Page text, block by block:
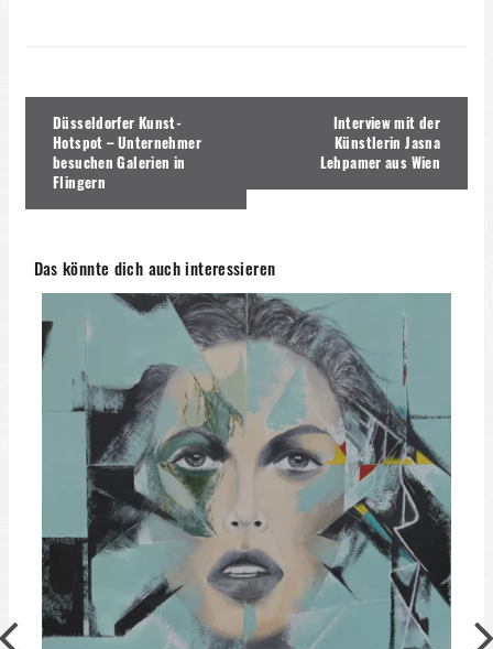
Beitragsnavigation
Düsseldorfer Kunst-
Hotspot – Unternehmer
besuchen Galerien in
Flingern
Interview mit der
Künstlerin Jasna
Lehpamer aus Wien
Das könnte dich auch interessieren